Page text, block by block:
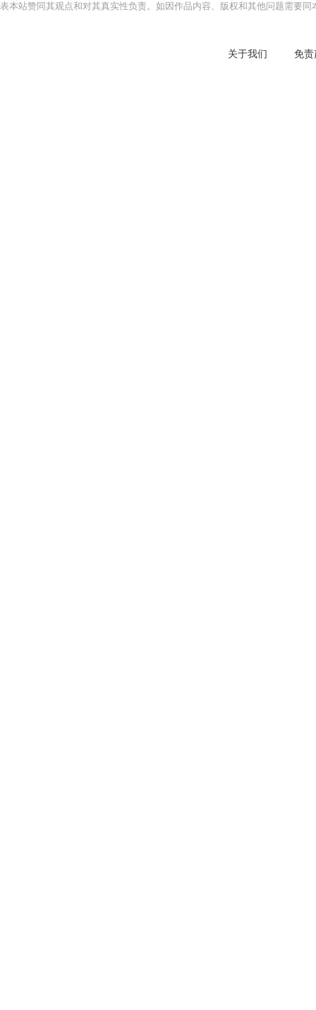
表本站赞同其观点和对其真实性负责。如因作品内容、版权和其他问题需要
关于我们 免责